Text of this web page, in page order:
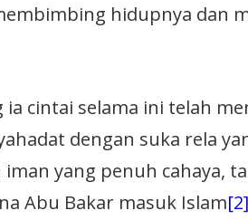
hidupnya dan
cintai selama ini telah
dengan suka rela
yang penuh cahaya,
Abu Bakar masuk Islam[2]